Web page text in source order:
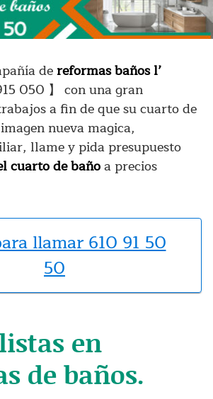
dereformas baños l’
050 】 con una gran
a fin de que su cuarto de
nueva magica,
llame y pida presupuesto
cuarto de bañoa precios
llamar 610 91 50
50
en
de baños.